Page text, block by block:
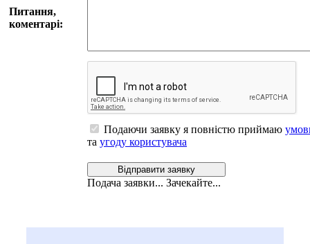
Питання,
коментарi:
Подаючи заявку я повністю приймаю
та угоду користувача
Вiдправити заявку
Подача заявки... Зачекайте...